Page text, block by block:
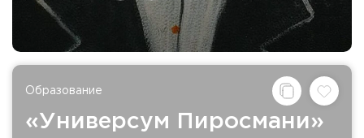
Образование
«Универсум Пиросмани»